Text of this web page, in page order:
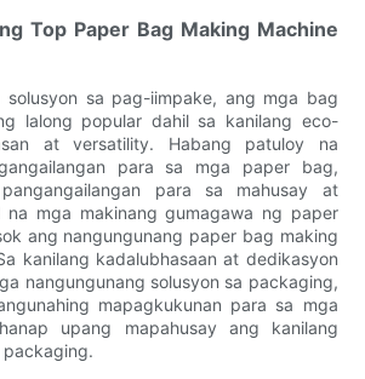
Top Paper Bag Making Machine
solusyon sa pag-iimpake, ang mga bag
lalong popular dahil sa kanilang eco-
at versatility. Habang patuloy na
para sa mga paper bag,
para sa mahusay at
na mga makinang gumagawa ng paper
ang nangungunang paper bag making
kanilang kadalubhasaan at dedikasyon
nangungunang solusyon sa packaging,
mapagkukunan para sa mga
upang mapahusay ang kanilang
packaging.